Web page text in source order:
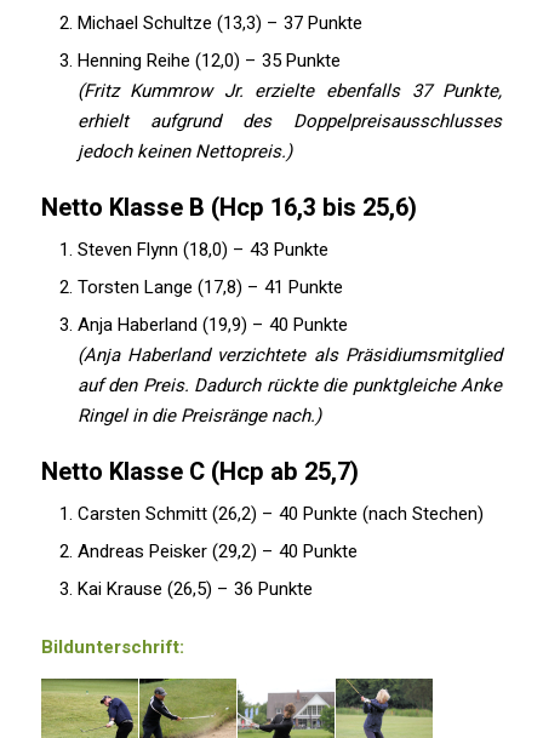
Michael Schultze (13,3) – 37 Punkte
Henning Reihe (12,0) – 35 Punkte
(Fritz Kummrow Jr. erzielte ebenfalls 37 Punkte,
erhielt aufgrund des Doppelpreisausschlusses
jedoch keinen Nettopreis.)
Netto Klasse B (Hcp 16,3 bis 25,6)
Steven Flynn (18,0) – 43 Punkte
Torsten Lange (17,8) – 41 Punkte
Anja Haberland (19,9) – 40 Punkte
(Anja Haberland verzichtete als Präsidiumsmitglied
auf den Preis. Dadurch rückte die punktgleiche Anke
Ringel in die Preisränge nach.)
Netto Klasse C (Hcp ab 25,7)
Carsten Schmitt (26,2) – 40 Punkte (nach Stechen)
Andreas Peisker (29,2) – 40 Punkte
Kai Krause (26,5) – 36 Punkte
Bildunterschrift: